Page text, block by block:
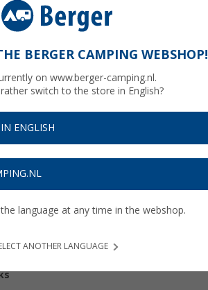
BERGER CAMPING WEBSHOP!
on www.berger-camping.nl.
switch to the store in English?
ENGLISH
language at any time in the webshop.
ANOTHER LANGUAGE